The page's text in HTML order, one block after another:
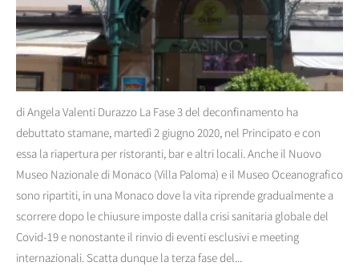
di Angela Valenti Durazzo La Fase 3 del deconfinamento ha
debuttato stamane, martedì 2 giugno 2020, nel Principato e con
essa la riapertura per ristoranti, bar e altri locali. Anche il Nuovo
Museo Nazionale di Monaco (Villa Paloma) e il Museo Oceanografico
sono ripartiti, in una Monaco dove la vita riprende gradualmente a
scorrere dopo le chiusure imposte dalla crisi sanitaria globale del
Covid-19 e nonostante il rinvio di eventi esclusivi e meeting
internazionali. Scatta dunque la terza fase del...